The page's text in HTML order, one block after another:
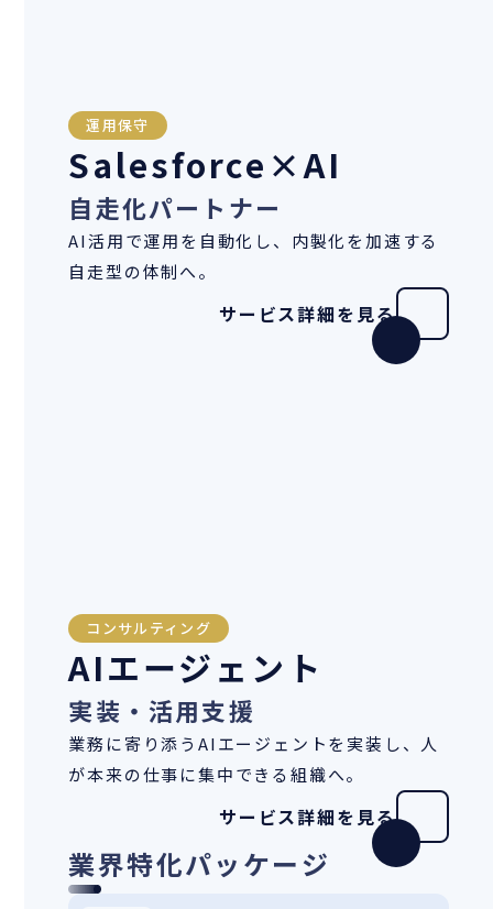
運用保守
Salesforce×AI
自走化パートナー
AI活用で運用を自動化し、内製化を加速する
自走型の体制へ。
サービス詳細を見る
コンサルティング
AIエージェント
実装・活用支援
業務に寄り添うAIエージェントを実装し、人
が本来の仕事に集中できる組織へ。
サービス詳細を見る
業界特化パッケージ